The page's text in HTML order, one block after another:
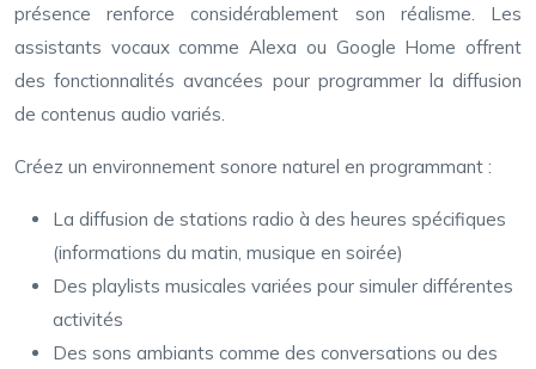
présence renforce considérablement son réalisme. Les
assistants vocaux comme Alexa ou Google Home offrent
des fonctionnalités avancées pour programmer la diffusion
de contenus audio variés.
Créez un environnement sonore naturel en programmant :
La diffusion de stations radio à des heures spécifiques
(informations du matin, musique en soirée)
Des playlists musicales variées pour simuler différentes
activités
Des sons ambiants comme des conversations ou des